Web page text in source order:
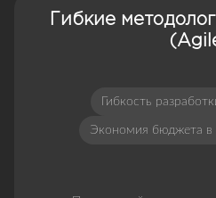
Гибкие
Гибкость
Экономия бюджета в